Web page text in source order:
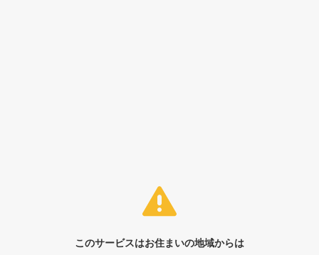
このサービスはお住まいの地域からは